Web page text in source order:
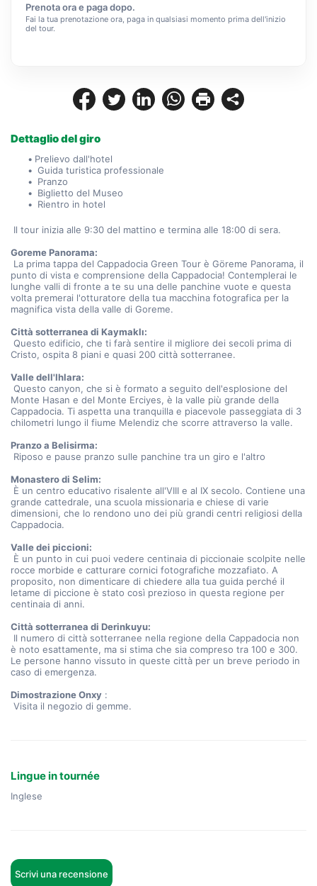
Dettaglio del giro
Prelievo dall'hotel
Guida turistica professionale
Pranzo
Biglietto del Museo
Rientro in hotel
Il tour inizia alle 9:30 del mattino e termina alle 18:00 di sera.
Goreme Panorama:
punto di vista e comprensione della Cappadocia! Contemplerai le
lunghe valli di fronte a te su una delle panchine vuote e questa
volta premerai l'otturatore della tua macchina fotografica per la
magnifica vista della valle di Goreme.
Città sotterranea di Kaymaklı:
Cristo, ospita 8 piani e quasi 200 città sotterranee.
Valle dell'Ihlara:
Monte Hasan e del Monte Erciyes, è la valle più grande della
Cappadocia. Ti aspetta una tranquilla e piacevole passeggiata di 3
chilometri lungo il fiume Melendiz che scorre attraverso la valle.
Pranzo a Belisirma:
Riposo e pause pranzo sulle panchine tra un giro e l'altro
Monastero di Selim:
grande cattedrale, una scuola missionaria e chiese di varie
dimensioni, che lo rendono uno dei più grandi centri religiosi della
Cappadocia.
Valle dei piccioni:
rocce morbide e catturare cornici fotografiche mozzafiato. A
proposito, non dimenticare di chiedere alla tua guida perché il
letame di piccione è stato così prezioso in questa regione per
centinaia di anni.
Città sotterranea di Derinkuyu:
è noto esattamente, ma si stima che sia compreso tra 100 e 300.
Le persone hanno vissuto in queste città per un breve periodo in
caso di emergenza.
Dimostrazione Onxy :
Visita il negozio di gemme.
Lingue in tournée
Inglese
Scrivi una recensione
Prenota ora e paga dopo.
Fai la tua prenotazione ora, paga in qualsiasi momento prima dell'inizio
del tour.